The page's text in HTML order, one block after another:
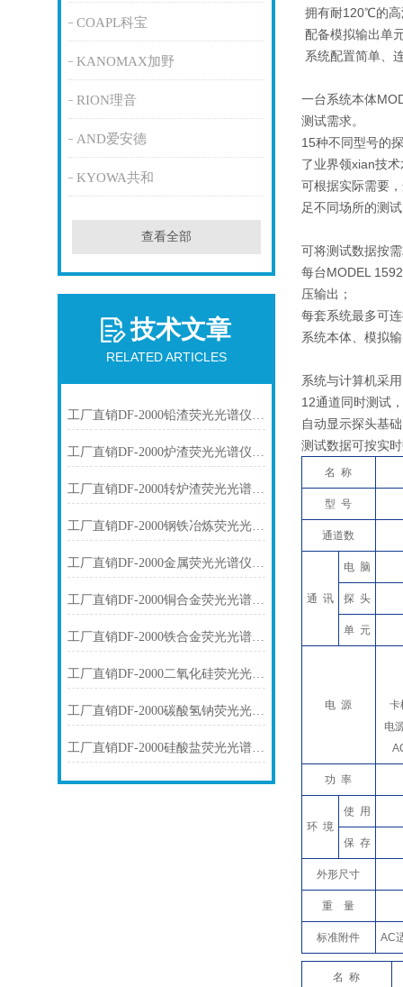
COAPL科宝
KANOMAX加野
RION理音
AND爱安德
KYOWA共和
查看全部
技术文章
RELATED ARTICLES
工厂直销DF-2000铅渣荧光光谱仪技术参数
工厂直销DF-2000炉渣荧光光谱仪技术参数
工厂直销DF-2000转炉渣荧光光谱仪技术参数
工厂直销DF-2000钢铁冶炼荧光光谱仪技术参数
工厂直销DF-2000金属荧光光谱仪技术参数
工厂直销DF-2000铜合金荧光光谱仪技术参数
工厂直销DF-2000铁合金荧光光谱仪技术参数
工厂直销DF-2000二氧化硅荧光光谱仪技术参数
工厂直销DF-2000碳酸氢钠荧光光谱仪技术参数
工厂直销DF-2000硅酸盐荧光光谱仪技术参数
拥有耐120℃的高
配备模拟输出单
系统配置简单、
一台系统本体
测试需求。
15种不同型号的
了业界领xian技
可根据实际需要
足不同场所的测
可将测试数据按
每台MODEL
压输出；
每套系统最多可
系统本体、模拟
系统与计算机采
12通道同时测试
自动显示探头基
测试数据可按实
名 称
型 号
通道数
通 讯
电 脑
探 头
单 元
电 源
卡
电
功 率
环 境
使 用
保 存
外形尺寸
重 量
标准附件 AC
名 称